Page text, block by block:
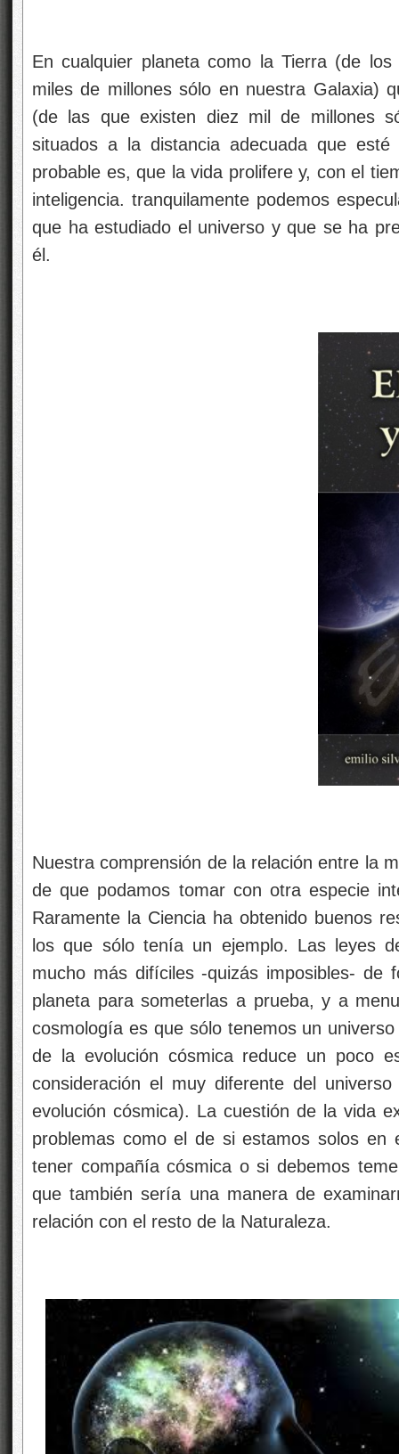
En cualquier planeta como la Tierra (de
miles de millones sólo en nuestra Galaxia)
(de las que existen diez mil de millones
situados a la distancia adecuada que
probable es, que la vida prolifere y, con el
inteligencia. tranquilamente podemos
que ha estudiado el universo y que se ha
él.
Nuestra comprensión de la relación entre la
de que podamos tomar con otra especie
Raramente la Ciencia ha obtenido buenos
los que sólo tenía un ejemplo. Las leyes
mucho más difíciles -quizás imposibles- de
planeta para someterlas a prueba, y a
cosmología es que sólo tenemos un
de la evolución cósmica reduce un poco
consideración el muy diferente del
evolución cósmica). La cuestión de la vida
problemas como el de si estamos solos en
tener compañía cósmica o si debemos
que también sería una manera de
relación con el resto de la Naturaleza.